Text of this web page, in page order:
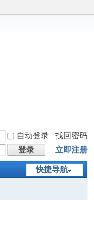
自动登录
找回密码
登录 立即注册
快捷导航